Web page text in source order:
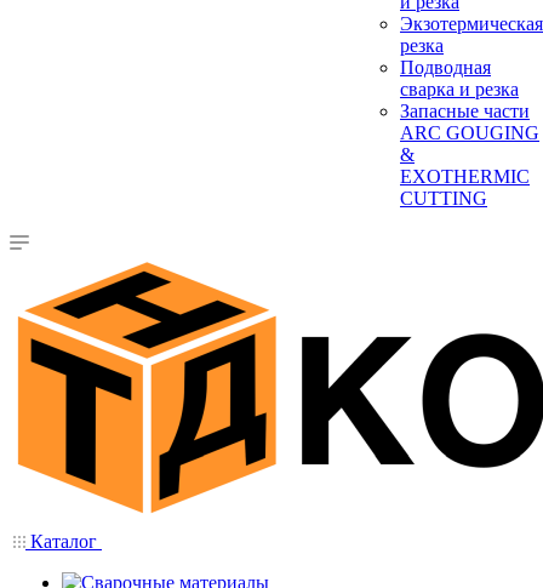
Экзотермическая
резка
Подводная
сварка и резка
Запасные части
ARC GOUGING
&
EXOTHERMIC
CUTTING
Каталог